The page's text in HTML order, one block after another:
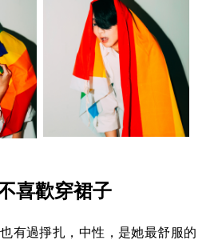
喜歡穿裙子
有過掙扎，中性，是她最舒服的